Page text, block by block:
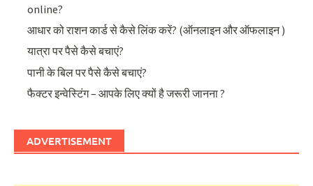
online?
आधार को राशन कार्ड से कैसे लिंक करें? (ऑनलाइन और ऑफलाइन )
यात्रा पर पैसे कैसे बचाएं?
पानी के बिल पर पैसे कैसे बचाएं?
फैक्टर इन्वेस्टिंग – आपके लिए क्यों है जरूरी जानना ?
ADVERTISEMENT